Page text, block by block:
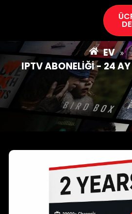
EV »
IPTV ABONELIĞI - 24